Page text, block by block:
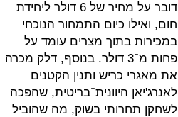
דובר על מחיר של 6 דולר ליחידת
חום, ואילו כיום התמחור הנוכחי
במכירות בתוך מצרים עומד על
פחות מ־3 דולר. בנוסף, דלק מכרה
את מאגרי כריש ותנין הקטנים
לאנרג'יאן היוונית־בריטית, שהפכה
לשחקן תחרותי בשוק, מה שהוביל